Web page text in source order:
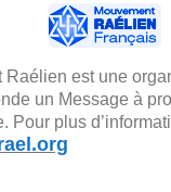
Raélien est une
un Message à
Pour plus